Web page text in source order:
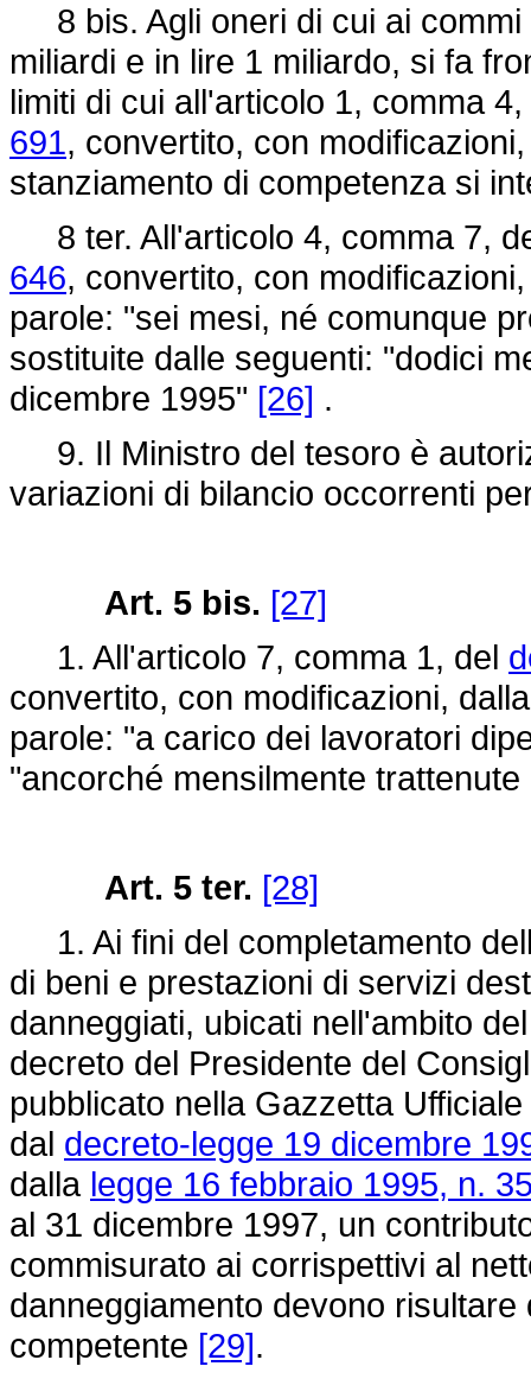
8 bis. Agli oneri di cui ai commi
miliardi e in lire 1 miliardo, si fa
limiti di cui all'articolo 1, comma
691, convertito, con
stanziamento di competenza si
8 ter. All'articolo 4, comma 7,
646, convertito, con
parole: "sei mesi, né comunque
sostituite dalle seguenti: "dodici
dicembre 1995" [26] .
9. Il Ministro del tesoro è
variazioni di bilancio occorrenti
Art. 5 bis. [27]
1. All'articolo 7, comma 1, del
convertito, con modificazioni,
parole: "a carico dei lavoratori
"ancorché mensilmente
Art. 5 ter. [28]
1. Ai fini del completamento
di beni e prestazioni di servizi
danneggiati, ubicati nell'ambito
decreto del Presidente del
pubblicato nella Gazzetta
dal decreto-legge 19 dicembre
dalla legge 16 febbraio 1995, n.
al 31 dicembre 1997, un
commisurato ai corrispettivi al
danneggiamento devono
competente [29].